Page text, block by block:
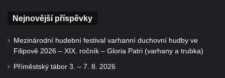
Nejnovější příspěvky
Mezinárodní hudební festival varhanní duchovní hudby ve
Filipově 2026 – XIX. ročník – Gloria Patri (varhany a trubka)
Příměstský tábor 3. – 7. 8. 2026